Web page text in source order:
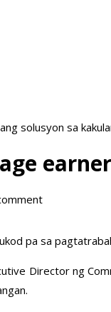
solusyon sa
pa sa
Director ng